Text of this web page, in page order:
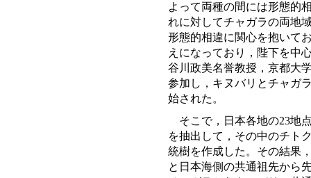
よって両種の間には形態的
れに対してチャガラの両地
形態的相違に関心を抱いて
えになっており，陛下を中
谷川政美名誉教授，京都大
参加し，キヌバリとチャガ
始された。
そこで，日本各地の23地
を抽出して，その中のチト
統樹を作成した。その結果
と日本海側の共通祖先から